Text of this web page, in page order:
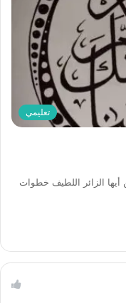
تعليمي
أيها الزائر اللطيف خطوات